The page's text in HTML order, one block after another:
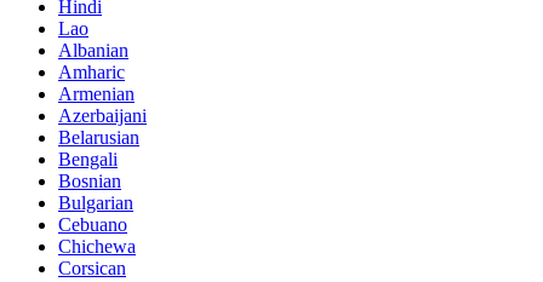
Hindi
Lao
Albanian
Amharic
Armenian
Azerbaijani
Belarusian
Bengali
Bosnian
Bulgarian
Cebuano
Chichewa
Corsican